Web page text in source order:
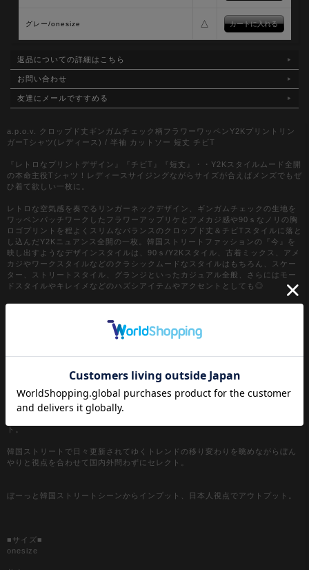
グレー/onesize △
返品についての詳細はこちら
お問い合わせ
友達にメールですすめる
a.p.o.v. クロップド丈ギンガムチェック柄フラワーワッペンY2Kプリントリン
ガーTシャツ(レディース) / 半袖 カットソー 短丈 チビT
『レトロなプリントデザイン』『チビT』『短丈』・・Y2Kスタイルムード全開
の本命主役Tシャツ！レディースサイジングながらサイズが合えばメンズでもぜ
ひ着て欲しい一枚に。
レトロな空気感を奏でるリンガーネックデザイン、ギンガムチェックの生地を
ワッペンパッチワークしたフラワーアップリケとアメカジ感や90ｓなノリの胸
ロゴプリントを程よくスリムなバランスのクロップド丈＆チビTスタイルに落と
し込んだY2Kニュアンス全開の一枚。韓国ストリートファッションの『今』を
映し出すようなデザインスタイルは、90ｓ/Y2Kスタイル、古着ミックス、アメ
カジやワークスタイルなどのクラシックムードなスタイルはもちろん、スケー
ター、ストリートスタイル、グランジといったカジュアル全般、さらにはモー
ドスタイルやキレイメなどのハズシアイテムやアクセントとしても◎
【a.p.o.v. / エーピーオービー】
a point of view...
ト。
韓国ストリートで日々更新されてゆくトレンドの移り変わりを眺めながらぼん
やりと視点を合わせて国内外問わずにセレクト。
ぼーっと韓国ストリートシーンからインプット、日本人視点でアウトプット。
■サイズ■
onesize